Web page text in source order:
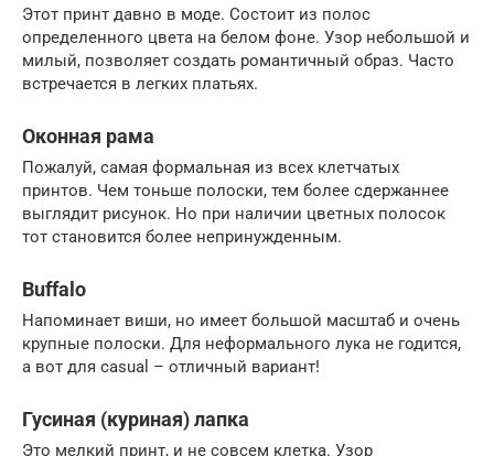
Этот принт давно в моде. Состоит из полос
определенного цвета на белом фоне. Узор небольшой и
милый, позволяет создать романтичный образ. Часто
встречается в легких платьях.
Оконная рама
Пожалуй, самая формальная из всех клетчатых
принтов. Чем тоньше полоски, тем более сдержаннее
выглядит рисунок. Но при наличии цветных полосок
тот становится более непринужденным.
Buffalo
Напоминает виши, но имеет большой масштаб и очень
крупные полоски. Для неформального лука не годится,
а вот для casual – отличный вариант!
Гусиная (куриная) лапка
Это мелкий принт, и не совсем клетка. Узор